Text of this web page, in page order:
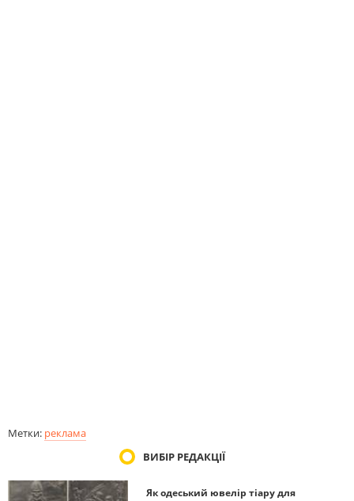
Метки: реклама
ВИБІР РЕДАКЦІЇ
Як одеський ювелір тіару для